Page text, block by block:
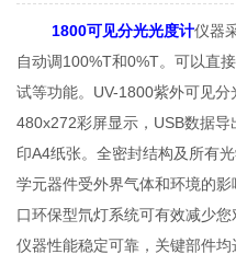
1800可见分光光度计仪器
自动调100%T和0%T。可以直
试等功能。UV-1800紫外可见
480x272彩屏显示，USB数据
印A4纸张。全密封结构及所有
学元器件受外界气体和环境的
口环保型氘灯系统可有效减少您
仪器性能稳定可靠，关键部件